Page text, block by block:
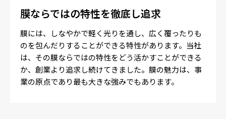
膜ならではの特性を徹底し追求
膜には、しなやかで軽く光りを通し、広く覆ったりも
のを包んだりすることができる特性があります。当社
は、その膜ならではの特性をどう活かすことができる
か、創業より追求し続けてきました。膜の魅力は、事
業の原点であり最も大きな強みでもあります。